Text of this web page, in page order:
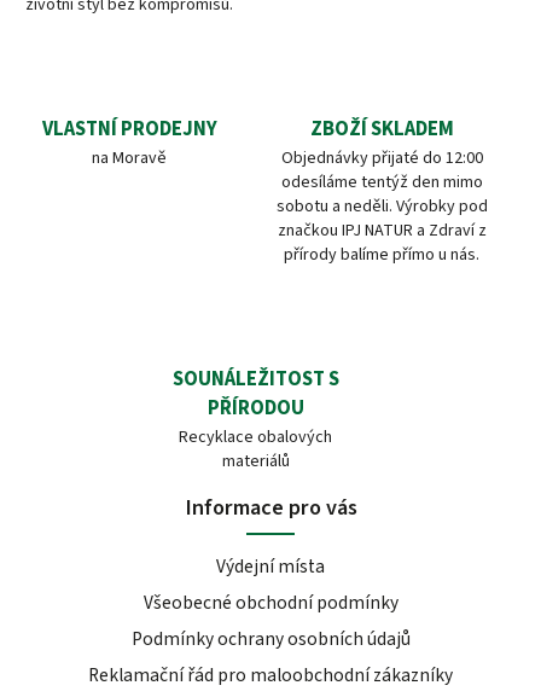
životní styl bez kompromisů.
VLASTNÍ PRODEJNY
na Moravě
ZBOŽÍ SKLADEM
Objednávky přijaté do 12:00
odesíláme tentýž den mimo
sobotu a neděli. Výrobky pod
značkou IPJ NATUR a Zdraví z
přírody balíme přímo u nás.
SOUNÁLEŽITOST S
PŘÍRODOU
Recyklace obalových
materiálů
Informace pro vás
Výdejní místa
Všeobecné obchodní podmínky
Podmínky ochrany osobních údajů
Reklamační řád pro maloobchodní zákazníky